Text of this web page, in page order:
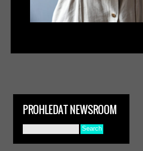
PROHLEDAT NEWSROOM